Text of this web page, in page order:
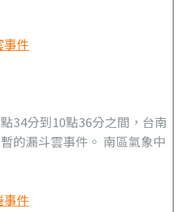
事件
34分到10點36分之間，台南
的漏斗雲事件。 南區氣象中
事件